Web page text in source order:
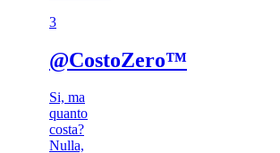
3​
@CostoZero™
Si, ma
quanto
costa?
Nulla,